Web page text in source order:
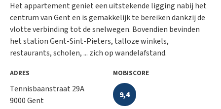
Het appartement geniet een uitstekende ligging nabij het
centrum van Gent en is gemakkelijk te bereiken dankzij de
vlotte verbinding tot de snelwegen. Bovendien bevinden
het station Gent-Sint-Pieters, talloze winkels,
restaurants, scholen, ... zich op wandelafstand.
ADRES
Tennisbaanstraat 29A
9000 Gent
MOBISCORE
9,4